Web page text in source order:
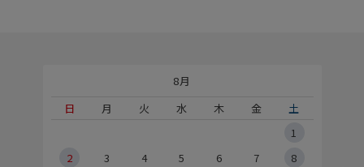
8月
日
月 火 水 木 金
土
1
2
3 4 5 6 7
8